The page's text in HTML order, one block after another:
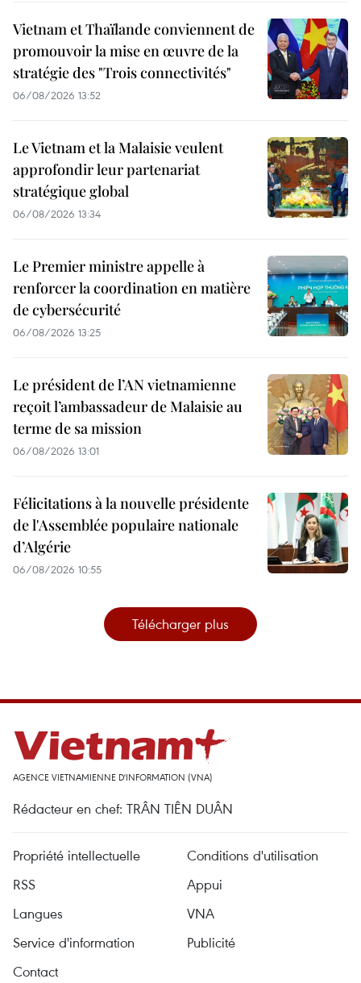
Vietnam et Thaïlande conviennent de
promouvoir la mise en œuvre de la
stratégie des "Trois connectivités"
06/08/2026 13:52
Le Vietnam et la Malaisie veulent
approfondir leur partenariat
stratégique global
06/08/2026 13:34
Le Premier ministre appelle à
renforcer la coordination en matière
de cybersécurité
06/08/2026 13:25
Le président de l’AN vietnamienne
reçoit l’ambassadeur de Malaisie au
terme de sa mission
06/08/2026 13:01
Félicitations à la nouvelle présidente
de l'Assemblée populaire nationale
d’Algérie
06/08/2026 10:55
Télécharger plus
AGENCE VIETNAMIENNE D'INFORMATION (VNA)
Rédacteur en chef: TRÂN TIÊN DUÂN
Propriété intellectuelle
Conditions d'utilisation
RSS
Appui
Langues
VNA
Service d'information
Publicité
Contact